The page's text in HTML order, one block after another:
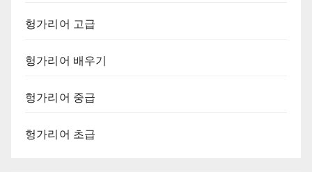
헝가리어 고급
헝가리어 배우기
헝가리어 중급
헝가리어 초급